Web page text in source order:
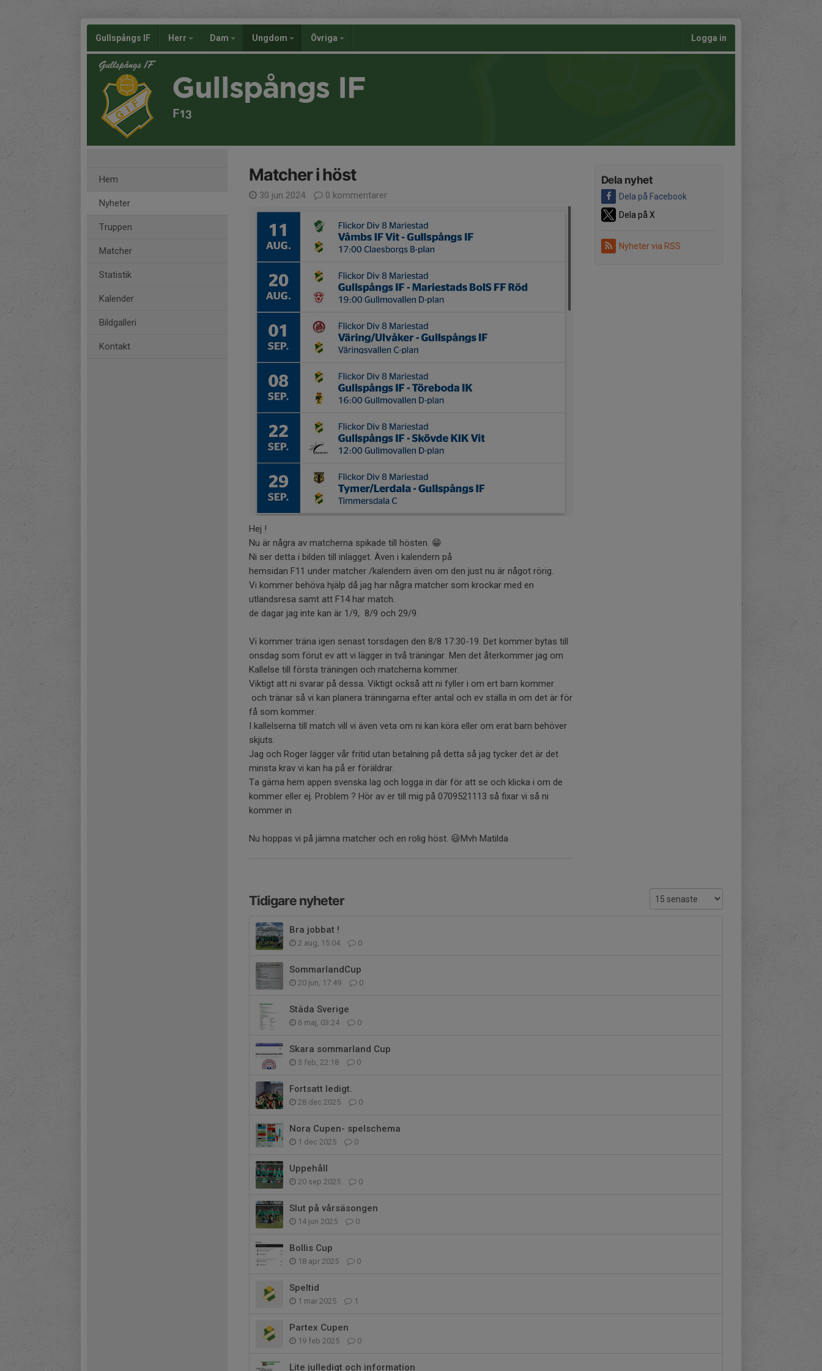
Gullspångs IF Herr Dam Ungdom Övriga Logga in
Gullspångs IF
F13
Hem
Nyheter
Truppen
Matcher
Statistik
Kalender
Bildgalleri
Kontakt
Dela nyhet
Dela på Facebook
Dela på X
Nyheter via RSS
Matcher i höst
30 jun 2024 0 kommentarer
Hej !
Nu är några av matcherna spikade till hösten. 😁
Ni ser detta i bilden till inlägget. Även i kalendern på
hemsidan F11 under matcher /kalendern även om den just nu är något rörig.
Vi kommer behöva hjälp då jag har några matcher som krockar med en
utlandsresa samt att F14 har match.
de dagar jag inte kan är 1/9, 8/9 och 29/9.
Vi kommer träna igen senast torsdagen den 8/8 17:30-19. Det kommer bytas till
onsdag som förut ev att vi lägger in två träningar. Men det återkommer jag om
Kallelse till första träningen och matcherna kommer.
Viktigt att ni svarar på dessa. Viktigt också att ni fyller i om ert barn kommer
och tränar så vi kan planera träningarna efter antal och ev ställa in om det är för
få som kommer.
I kallelserna till match vill vi även veta om ni kan köra eller om erat barn behöver
skjuts.
Jag och Roger lägger vår fritid utan betalning på detta så jag tycker det är det
minsta krav vi kan ha på er föräldrar.
Ta gärna hem appen svenska lag och logga in där för att se och klicka i om de
kommer eller ej. Problem ? Hör av er till mig på 0709521113 så fixar vi så ni
kommer in
Nu hoppas vi på jämna matcher och en rolig höst. 😃Mvh Matilda
Tidigare nyheter
Bra jobbat !
2 aug, 15:04 0
SommarlandCup
20 jun, 17:49 0
Städa Sverige
6 maj, 03:24 0
Skara sommarland Cup
3 feb, 22:18 0
Fortsatt ledigt.
28 dec 2025 0
Nora Cupen- spelschema
1 dec 2025 0
Uppehåll
20 sep 2025 0
Slut på vårsäsongen
14 jun 2025 0
Bollis Cup
18 apr 2025 0
Speltid
1 mar 2025 1
Partex Cupen
19 feb 2025 0
Lite julledigt och information